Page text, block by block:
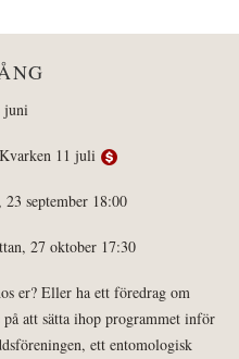
juni
11 juli
september 18:00
27 oktober 17:30
er? Eller ha ett föredrag om
att sätta ihop programmet inför
ett entomologisk